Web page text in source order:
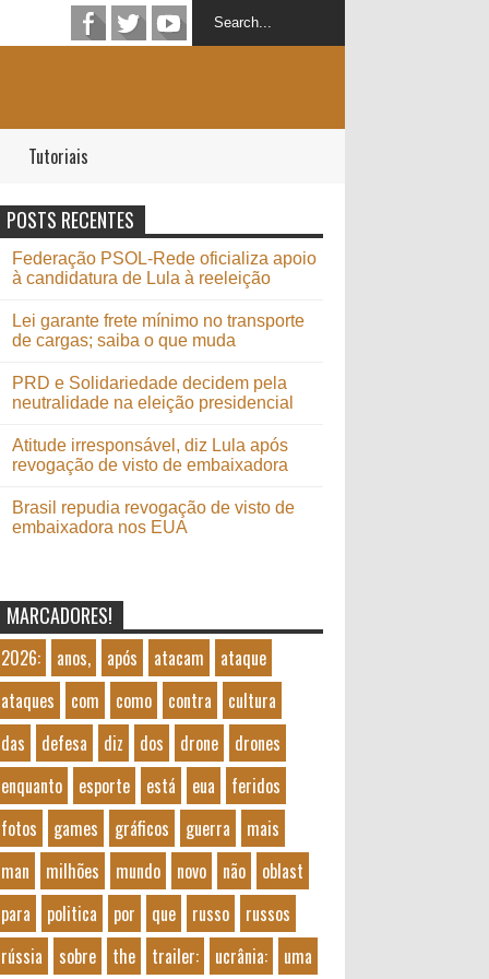
Tutoriais
POSTS RECENTES
Federação PSOL-Rede oficializa apoio
à candidatura de Lula à reeleição
Lei garante frete mínimo no transporte
de cargas; saiba o que muda
PRD e Solidariedade decidem pela
neutralidade na eleição presidencial
Atitude irresponsável, diz Lula após
revogação de visto de embaixadora
Brasil repudia revogação de visto de
embaixadora nos EUA
MARCADORES!
2026: anos, após atacam
ataque
ataques
com como contra
cultura
das
defesa diz dos drone
drones
enquanto
esporte está eua
feridos
fotos
games gráficos guerra
mais
man
milhões mundo novo não
oblast
para
politica por que russo
russos
rússia
sobre the trailer: ucrânia:
uma